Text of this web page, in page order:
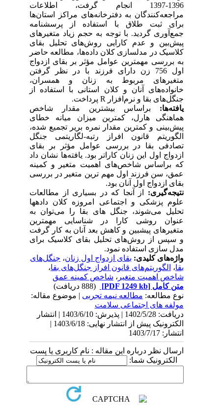
1396-1397 انجام گرفت، اطلاعات
مراجعه‌کنندگان به دفترخانه‌های مراکز استان‌ها
برای ثبت طلاق با استفاده از پرسشنامه
جمع‌آوری گردید. با توجه به حجم زیاد متغیرهای
پیش‌بین و عدم کارایی روش‌های تحلیل بقای
کلاسیک در مدل­سازی کلان داده‌ها، مطالعه حاضر
به بررسی مهمترین عوامل مؤثر بر بقای ازدواج
اول 756 زن دارای فرزند با در نظر گرفتن
متغیرهای مربوط به زنان و همسران،
خانواده‌های آنان و کلان استانی با استفاده از
جنگل‌های بقا و نرم‌افزار R پرداخت.
یافته‌ها:براساس بیشترین مقدار شاخص
هماهنگی هارل، کمترین میزان میانه خطای
پیش‌بینی و کمترین مقدار نمره بریر تجمیع­ شده،
الگوریتم قانون افراز رتبه-لگاریتمی جنگل
تصادفی بقا در بررسی عوامل مؤثر بر بقای
ازدواج اول این زنان کاراتر بود. یافته‌ها نشان داد
که براساس شاخص‌های اهمیت متغیر و کمینه
عمق، سن فرزند اول مهم ترین متغیر در بررسی
بقای ازدواج اول آنان بود.
نتیجه‌گیری:از آنجا که در بسیاری از مطالعات
علوم پزشکی و اجتماعی امروزه کلان داده­ها
تحلیل می‌شوند، جنگل­ های بقا را می‌توان به
عنوان روشی کارا در شناسایی مهمترین
متغیرهای پیش­بین و کاهش بعد آنان به کار گرفت
و سپس از روش‌های تحلیل بقای کلاسیک برای
مدل­ سازی استفاده نمود.
واژه‌های کلیدی:بقای ازدواج اول زنان،جنگل‌های
بقا،الگوریتم‌های قانون افراز جنگل‌های بقا،
شاخص‌ اهمیت متغیر، شاخص کمینه عمق
متن کامل[PDF 1249 kb]
نوع مطالعه:مطالعه نیمه تجربی| موضوع مقاله:
مولفه های اجتماعی سلامت
دریافت: 1402/5/28 | پذیرش: 1403/6/10 | انتشار
الکترونیک پیش از انتشار نهایی: 1403/6/18 |
انتشار: 1403/7/17
ارسال نظر درباره این مقاله : نام کاربری یا پست
الکترونیک شما: